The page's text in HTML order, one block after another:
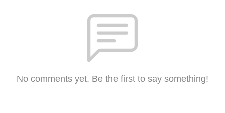
No comments yet. Be the first to say something!